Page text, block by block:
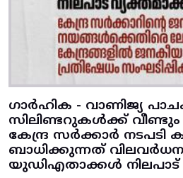
ഗാർഹിക - വാണിജ്യ
സിലിണ്ടറുകൾക്ക് വീണ്ടും
കേന്ദ്ര സർക്കാർ നടപടി
ബാധിക്കുന്നത്
യുഡിഎതാക്കൾ നിലപാട്